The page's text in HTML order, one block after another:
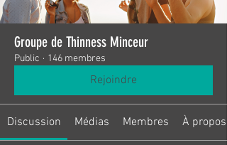
Groupe de Thinness Minceur
Public · 146 membres
Rejoindre
Discussion Médias Membres À propos